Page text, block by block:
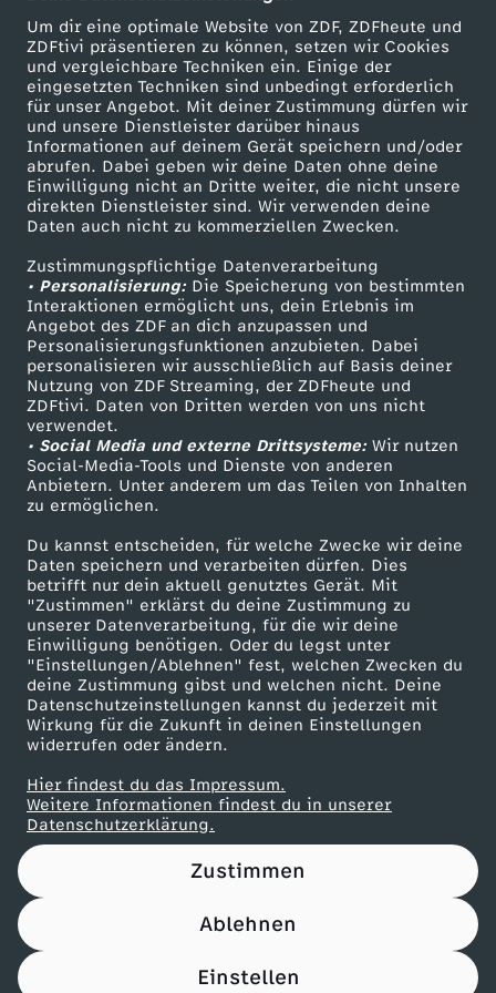
Um dir eine optimale Website von ZDF, ZDFheute und
ZDFtivi präsentieren zu können, setzen wir Cookies
und vergleichbare Techniken ein. Einige der
eingesetzten Techniken sind unbedingt erforderlich
für unser Angebot. Mit deiner Zustimmung dürfen wir
und unsere Dienstleister darüber hinaus
Informationen auf deinem Gerät speichern und/oder
abrufen. Dabei geben wir deine Daten ohne deine
Einwilligung nicht an Dritte weiter, die nicht unsere
direkten Dienstleister sind. Wir verwenden deine
Daten auch nicht zu kommerziellen Zwecken.
Zustimmungspflichtige Datenverarbeitung
• Personalisierung:Die Speicherung von bestimmten
Interaktionen ermöglicht uns, dein Erlebnis im
Angebot des ZDF an dich anzupassen und
Personalisierungsfunktionen anzubieten. Dabei
personalisieren wir ausschließlich auf Basis deiner
Nutzung von ZDF Streaming, der ZDFheute und
ZDFtivi. Daten von Dritten werden von uns nicht
verwendet.
• Social Media und externe Drittsysteme:Wir nutzen
Social-Media-Tools und Dienste von anderen
Anbietern. Unter anderem um das Teilen von Inhalten
zu ermöglichen.
Du kannst entscheiden, für welche Zwecke wir deine
Daten speichern und verarbeiten dürfen. Dies
betrifft nur dein aktuell genutztes Gerät. Mit
"Zustimmen" erklärst du deine Zustimmung zu
unserer Datenverarbeitung, für die wir deine
Einwilligung benötigen. Oder du legst unter
"Einstellungen/Ablehnen" fest, welchen Zwecken du
deine Zustimmung gibst und welchen nicht. Deine
Datenschutzeinstellungen kannst du jederzeit mit
Wirkung für die Zukunft in deinen Einstellungen
widerrufen oder ändern.
Hier findest du das Impressum.
Weitere Informationen findest du in unserer
Datenschutzerklärung.
Zustimmen
Ablehnen
Einstellen
Wechseln zu: ZDFheute
Filtern
i
e
n
d
s
Mehr ZDF
ZDF-Apps
Smart TV
ZDFtext
Livestreams
Sendungen A-Z
TV-Programm
Service
ZDFmitreden
Kontakt zum ZDF
Tickets
Zuschauerservice
Hilfe
ZDF Unternehmen
Karriere
ZDF goes Schule
Werbefernsehen
Mainzelmännchen
Partner
Nutzungsbedingungen
Impressum